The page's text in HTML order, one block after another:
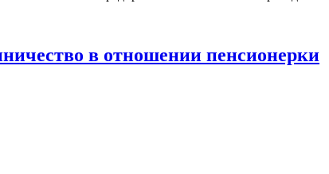
в отношении пенсионерки